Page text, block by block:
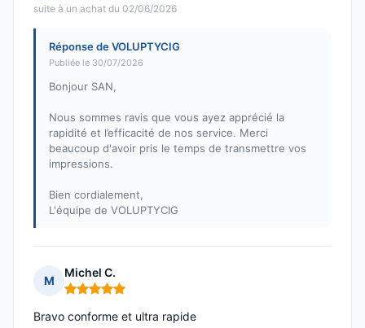
suite à un achat du 02/06/2026
Réponse de VOLUPTYCIG
Publiée le 30/07/2026
Bonjour SAN,
Nous sommes ravis que vous ayez apprécié la
rapidité et l’efficacité de nos service. Merci
beaucoup d'avoir pris le temps de transmettre vos
impressions.
Bien cordialement,
L'équipe de VOLUPTYCIG
M
Michel C.
Note : 5 sur 5
Bravo conforme et ultra rapide